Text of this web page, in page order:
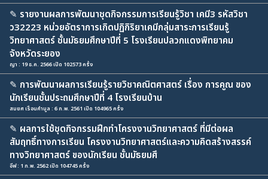
✎ รายงานผลการพัฒนาชุดกิจกรรมการเรียนรู้วิชา เคมี3 รหัสวิชา
ว32223 หน่วยอัตราการเกิดปฏิกิริยาเคมีกลุ่มสาระการเรียนรู้
วิทยาศาสตร์ ชั้นมัธยมศึกษาปีที่ 5 โรงเรียนปลวกแดงพิทยาคม
จังหวัดระยอง
ญา : 19 ธ.ค. 2566 เปิด 102573 ครั้ง
✎ การพัฒนาผลการเรียนรู้รายวิชาคณิตศาสตร์ เรื่อง การคูณ ของ
นักเรียนชั้นประถมศึกษาปีที่ 4 โรงเรียนบ้าน
สมยศ เรือนคำมูล : 6 ก.พ. 2561 เปิด 104965 ครั้ง
✎ ผลการใช้ชุดกิจกรรมฝึกทำโครงงานวิทยาศาสตร์ ที่มีต่อผล
สัมฤทธิ์ทางการเรียน โครงงานวิทยาศาสตร์และความคิดสร้างสรรค์
ทางวิทยาศาสตร์ ของนักเรียน ชั้นมัธยมศึ
อีฟ : 1 ก.พ. 2562 เปิด 104745 ครั้ง